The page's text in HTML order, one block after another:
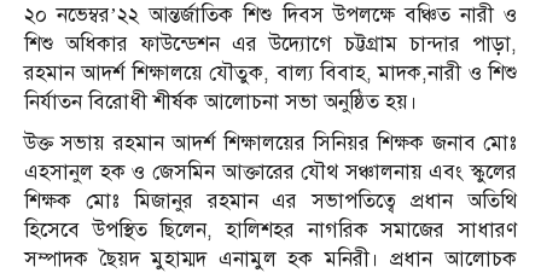
২০ নভেম্বর’২২ আন্তর্জাতিক শিশু দিবস উপলক্ষে বঞ্চিত নারী ও
শিশু অধিকার ফাউন্ডেশন এর উদ্যোগে চট্টগ্রাম চান্দার পাড়া,
রহমান আদর্শ শিক্ষালয়ে যৌতুক, বাল‍্য বিবাহ, মাদক,নারী ও শিশু
নির্যাতন বিরোধী শীর্ষক আলোচনা সভা অনুষ্ঠিত হয়।
উক্ত সভায় রহমান আদর্শ শিক্ষালয়ের সিনিয়র শিক্ষক জনাব মোঃ
এহসানুল হক ও জেসমিন আক্তারের যৌথ সঞ্চালনায় এবং স্কুলের
শিক্ষক মোঃ মিজানুর রহমান এর সভাপতিত্বে প্রধান অতিথি
হিসেবে উপস্থিত ছিলেন, হালিশহর নাগরিক সমাজের সাধারণ
সম্পাদক ছৈয়দ মুহাম্মদ এনামুল হক মনিরী। প্রধান আলোচক